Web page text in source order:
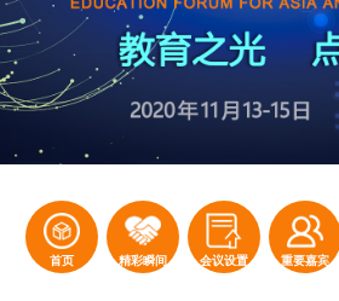
首页 精彩瞬间 会议设置 重要嘉宾